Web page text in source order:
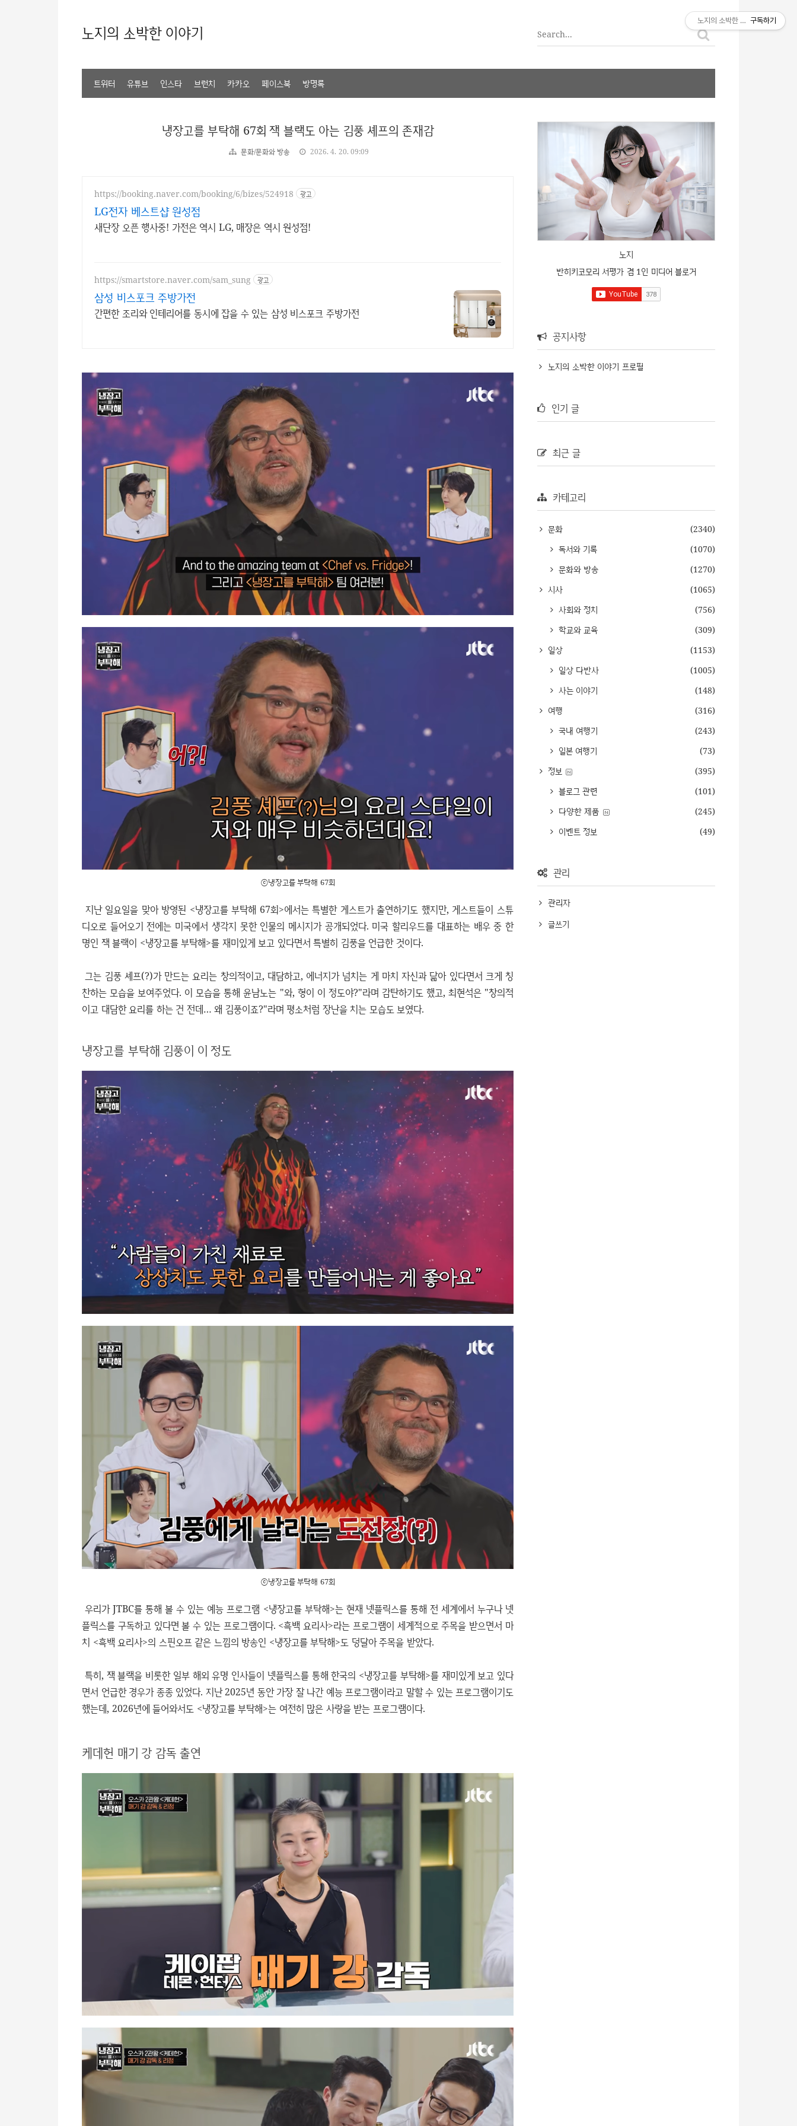
노지의 소박한 이야기
트위터 유튜브 인스타 브런치 카카오 페이스북 방명록
냉장고를 부탁해 67회 잭 블랙도 아는 김풍 셰프의 존재감
문화/문화와 방송 2026. 4. 20. 09:09
https://booking.naver.com/booking/6/bizes/524918 광고
LG전자 베스트샵 원성점
새단장 오픈 행사중! 가전은 역시 LG, 매장은 역시 원성점!
https://smartstore.naver.com/sam_sung 광고
삼성 비스포크 주방가전
간편한 조리와 인테리어를 동시에 잡을 수 있는 삼성 비스포크 주방가전
ⓒ냉장고를 부탁해 67회
지난 일요일을 맞아 방영된 <냉장고를 부탁해 67회>에서는 특별한 게스트가 출연하기도 했지만, 게스트들이 스튜
디오로 들어오기 전에는 미국에서 생각지 못한 인물의 메시지가 공개되었다. 미국 할리우드를 대표하는 배우 중 한
명인 잭 블랙이 <냉장고를 부탁해>를 재미있게 보고 있다면서 특별히 김풍을 언급한 것이다.
그는 김풍 셰프(?)가 만드는 요리는 창의적이고, 대담하고, 에너지가 넘치는 게 마치 자신과 닮아 있다면서 크게 칭
찬하는 모습을 보여주었다. 이 모습을 통해 윤남노는 "와, 형이 이 정도야?"라며 감탄하기도 했고, 최현석은 "창의적
이고 대담한 요리를 하는 건 전데… 왜 김풍이죠?"라며 평소처럼 장난을 치는 모습도 보였다.
냉장고를 부탁해 김풍이 이 정도
ⓒ냉장고를 부탁해 67회
우리가 JTBC를 통해 볼 수 있는 예능 프로그램 <냉장고를 부탁해>는 현재 넷플릭스를 통해 전 세계에서 누구나 넷
플릭스를 구독하고 있다면 볼 수 있는 프로그램이다. <흑백 요리사>라는 프로그램이 세계적으로 주목을 받으면서 마
치 <흑백 요리사>의 스핀오프 같은 느낌의 방송인 <냉장고를 부탁해>도 덩달아 주목을 받았다.
특히, 잭 블랙을 비롯한 일부 해외 유명 인사들이 넷플릭스를 통해 한국의 <냉장고를 부탁해>를 재미있게 보고 있다
면서 언급한 경우가 종종 있었다. 지난 2025년 동안 가장 잘 나간 예능 프로그램이라고 말할 수 있는 프로그램이기도
했는데, 2026년에 들어와서도 <냉장고를 부탁해>는 여전히 많은 사랑을 받는 프로그램이다.
케데헌 매기 강 감독 출연
노지
반히키코모리 서평가 겸 1인 미디어 블로거
공지사항
노지의 소박한 이야기 프로필
인기 글
최근 글
카테고리
문화
(2340)
독서와 기록
(1070)
문화와 방송
(1270)
시사
(1065)
사회와 정치
(756)
학교와 교육
(309)
일상
(1153)
일상 다반사
(1005)
사는 이야기
(148)
여행
(316)
국내 여행기
(243)
일본 여행기
(73)
정보
(395)
블로그 관련
(101)
다양한 제품
(245)
이벤트 정보
(49)
관리
관리자
글쓰기
노지의 소박한 이야기구독하기